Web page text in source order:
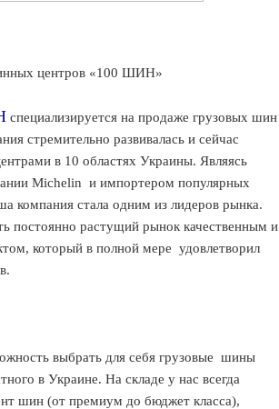
центров «100 ШИН»
специализируется на продаже грузовых шин
стремительно развивалась и сейчас
в 10 областях Украины. Являясь
Michelin и импортером популярных
компания стала одним из лидеров рынка.
постоянно растущий рынок качественным и
который в полной мере удовлетворил
выбрать для себя грузовые шины
в Украине. На складе у нас всегда
шин (от премиум до бюджет класса),